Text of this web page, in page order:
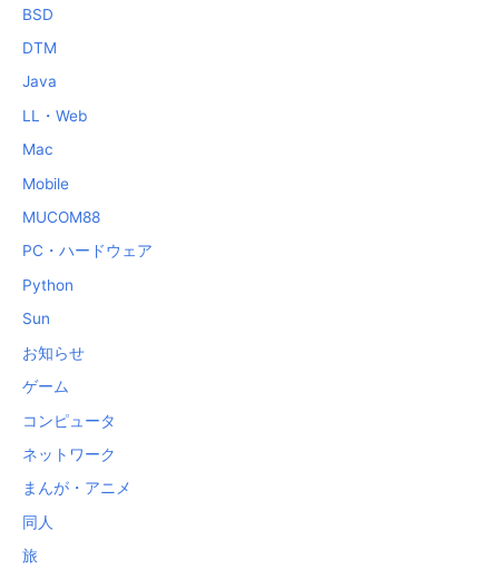
BSD
DTM
Java
LL・Web
Mac
Mobile
MUCOM88
PC・ハードウェア
Python
Sun
お知らせ
ゲーム
コンピュータ
ネットワーク
まんが・アニメ
同人
旅